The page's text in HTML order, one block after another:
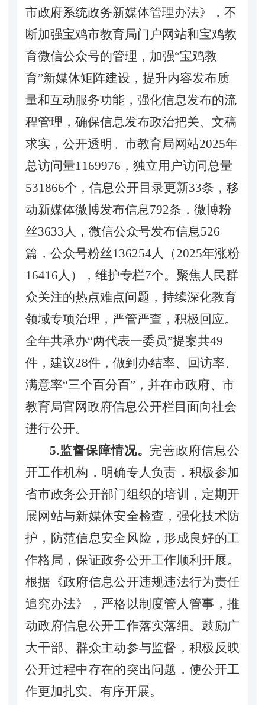
市政府系统政务新媒体管理办法》，不
断加强宝鸡市教育局门户网站和宝鸡教
育微信公众号的管理，加强“宝鸡教
育”新媒体矩阵建设，提升内容发布质
量和互动服务功能，强化信息发布的流
程管理，确保信息发布政治把关、文稿
求实，公开透明。市教育局网站2025年
总访问量1169976，独立用户访问总量
531866个，信息公开目录更新33条，移
动新媒体微博发布信息792条，微博粉
丝3633人，微信公众号发布信息526
篇，公众号粉丝136254人（2025年涨粉
16416人），维护专栏7个。聚焦人民群
众关注的热点难点问题，持续深化教育
领域专项治理，严管严查，积极回应。
全年共承办“两代表一委员”提案共49
件，建议28件，做到办结率、回访率、
满意率“三个百分百”，并在市政府、市
教育局官网政府信息公开栏目面向社会
进行公开。
5.监督保障情况。 完善政府信息公
开工作机构，明确专人负责，积极参加
省市政务公开部门组织的培训，定期开
展网站与新媒体安全检查，强化技术防
护，防范信息安全风险，形成良好的工
作格局，保证政务公开工作顺利开展。
根据《政府信息公开违规违法行为责任
追究办法》， 严格以制度管人管事，推
动政府信息公开工作落实落细。鼓励广
大干部、群众主动参与监督，积极反映
公开过程中存在的突出问题，使公开工
作更加扎实、有序开展。